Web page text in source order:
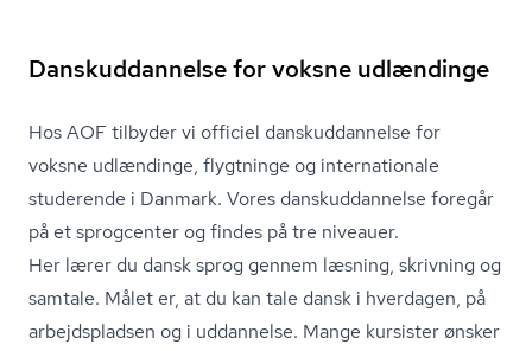
Danskuddannelse for voksne udlændinge
Hos AOF tilbyder vi officiel dan­skud­dan­nel­se for
voksne udlændinge, flygtninge og internationale
studerende i Danmark. Vores dan­skud­dan­nel­se foregår
på et sprogcenter og findes på tre niveauer.
Her lærer du dansk sprog gennem læsning, skrivning og
samtale. Målet er, at du kan tale dansk i hverdagen, på
arbejdspladsen og i uddannelse. Mange kursister ønsker